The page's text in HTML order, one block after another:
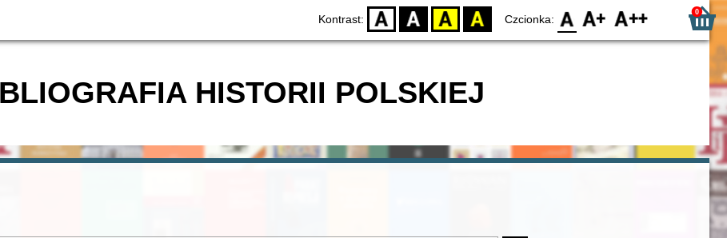
Kontrast: D BW YB BY Czcionka: F0 F1 F2 0
HISTORII POLSKIEJ